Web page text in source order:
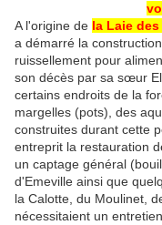
A l'origine de la Laie
a démarré la
ruissellement pour
son décès par sa sœur
certains endroits de la
margelles (pots), des
construites durant cette
entreprit la restauration
un captage général
d'Emeville ainsi que
la Calotte, du Moulinet,
nécessitaient un